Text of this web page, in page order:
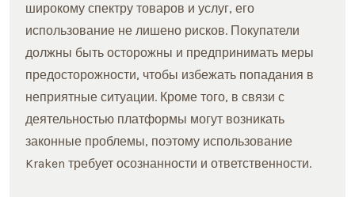
широкому спектру товаров и услуг, его
использование не лишено рисков. Покупатели
должны быть осторожны и предпринимать меры
предосторожности, чтобы избежать попадания в
неприятные ситуации. Кроме того, в связи с
деятельностью платформы могут возникать
законные проблемы, поэтому использование
Kraken требует осознанности и ответственности.